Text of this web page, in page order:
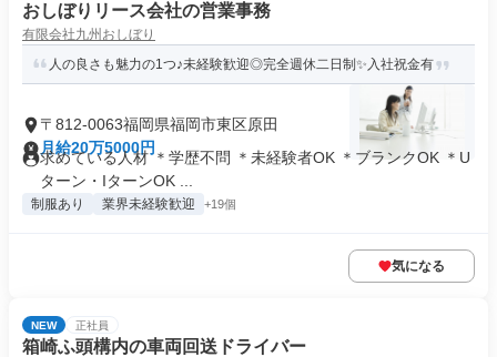
おしぼりリース会社の営業事務
有限会社九州おしぼり
人の良さも魅力の1つ♪未経験歓迎◎完全週休二日制✨入社祝金有
〒812-0063福岡県福岡市東区原田
月給20万5000円
求めている人材 ＊学歴不問 ＊未経験者OK ＊ブランクOK ＊U
ターン・IターンOK ...
制服あり 業界未経験歓迎 +19個
気になる
NEW 正社員
箱崎ふ頭構内の車両回送ドライバー